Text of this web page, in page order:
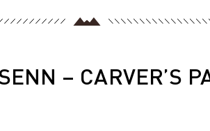
– CARVER’S